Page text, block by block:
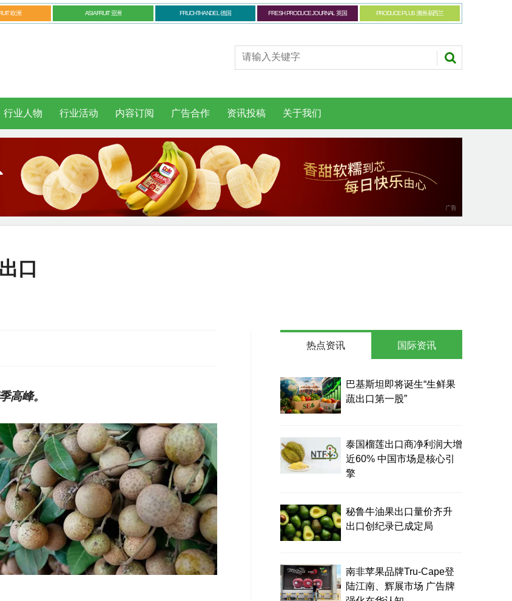
欧洲 ASIAFRUIT 亚洲 FRUCHTHANDEL 德国 FRESH PRODUCE JOURNAL 英国 PRODUCE PLUS 澳洲-新西兰
行业人物 行业活动 内容订阅 广告合作 资讯投稿 关于我们
口
高峰。
热点资讯
巴基斯坦即将诞生“生鲜果
蔬出口第一股”
泰国榴莲出口商净利润大增
近60% 中国市场是核心引
擎
秘鲁牛油果出口量价齐升
出口创纪录已成定局
南非苹果品牌Tru-Cape登
陆江南、辉展市场 广告牌
国际资讯